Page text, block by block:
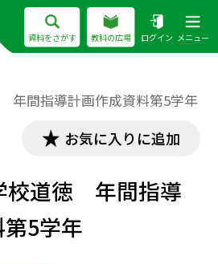
資料をさがす 教科の広場 ログイン メニュー
年間指導計画作成資料第5学年
お気に入りに追加
校道徳 年間指導
5学年